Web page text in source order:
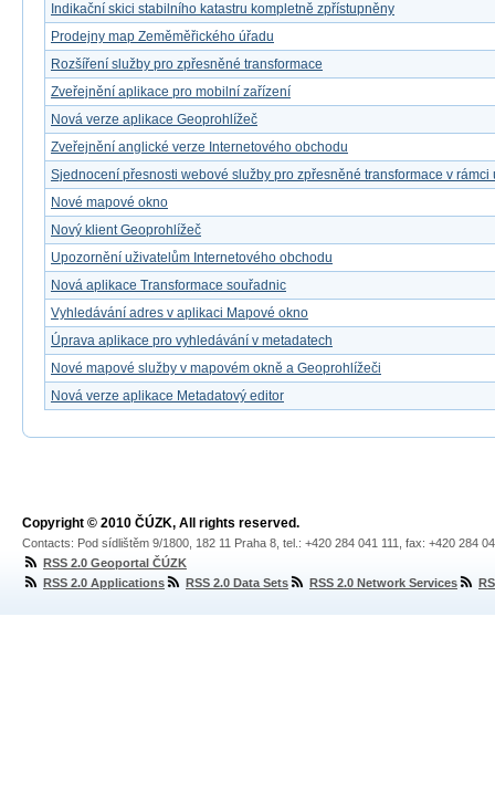
Indikační skici stabilního katastru kompletně zpřístupněny
Prodejny map Zeměměřického úřadu
Rozšíření služby pro zpřesněné transformace
Zveřejnění aplikace pro mobilní zařízení
Nová verze aplikace Geoprohlížeč
Zveřejnění anglické verze Internetového obchodu
Sjednocení přesnosti webové služby pro zpřesněné transformace v rámci
Nové mapové okno
Nový klient Geoprohlížeč
Upozornění uživatelům Internetového obchodu
Nová aplikace Transformace souřadnic
Vyhledávání adres v aplikaci Mapové okno
Úprava aplikace pro vyhledávání v metadatech
Nové mapové služby v mapovém okně a Geoprohlížeči
Nová verze aplikace Metadatový editor
Copyright © 2010 ČÚZK, All rights reserved.
Contacts: Pod sídlištěm 9/1800, 182 11 Praha 8, tel.: +420 284 041 111, fax: +420 284
RSS 2.0 Geoportal ČÚZK
RSS 2.0 Applications
RSS 2.0 Data Sets RSS 2.0 Network Services